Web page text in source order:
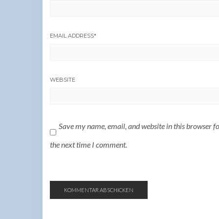
EMAIL ADDRESS*
WEBSITE
Save my name, email, and website in this browser
the next time I comment.